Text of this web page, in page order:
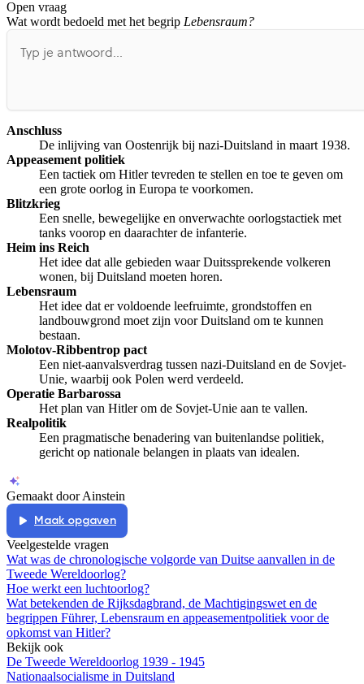
De uitleg gaat te langzaam
Open vraag
Wat wordt bedoeld met het begrip Lebensraum?
Anschluss
De inlijving van Oostenrijk bij nazi-Duitsland in maart 1938.
Appeasement politiek
Een tactiek om Hitler tevreden te stellen en toe te geven om
een grote oorlog in Europa te voorkomen.
Blitzkrieg
Een snelle, bewegelijke en onverwachte oorlogstactiek met
tanks voorop en daarachter de infanterie.
Heim ins Reich
Het idee dat alle gebieden waar Duitssprekende volkeren
wonen, bij Duitsland moeten horen.
Lebensraum
Het idee dat er voldoende leefruimte, grondstoffen en
landbouwgrond moet zijn voor Duitsland om te kunnen
bestaan.
Molotov-Ribbentrop pact
Een niet-aanvalsverdrag tussen nazi-Duitsland en de Sovjet-
Unie, waarbij ook Polen werd verdeeld.
Operatie Barbarossa
Het plan van Hitler om de Sovjet-Unie aan te vallen.
Realpolitik
Een pragmatische benadering van buitenlandse politiek,
gericht op nationale belangen in plaats van idealen.
Gemaakt door Ainstein
Maak opgaven
Veelgestelde vragen
Wat was de chronologische volgorde van Duitse aanvallen in de
Tweede Wereldoorlog?
Hoe werkt een luchtoorlog?
Wat betekenden de Rijksdagbrand, de Machtigingswet en de
begrippen Führer, Lebensraum en appeasementpolitiek voor de
opkomst van Hitler?
Bekijk ook
De Tweede Wereldoorlog 1939 - 1945
Nationaalsocialisme in Duitsland